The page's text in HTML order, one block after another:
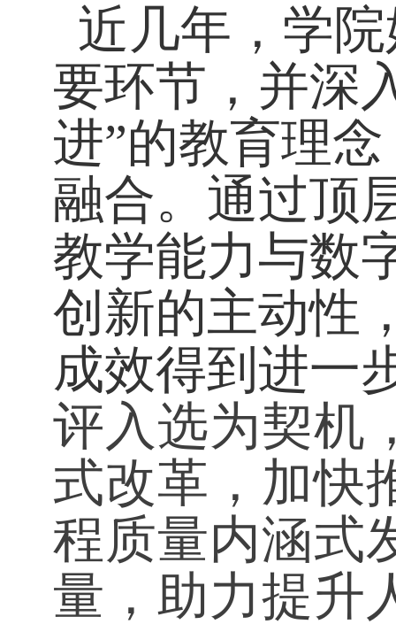
近几年，学
要环节，并深
进”的教育理
融合。通过顶
教学能力与数
创新的主动性
成效得到进一
评入选为契机
式改革，加快
程质量内涵式
量，助力提升